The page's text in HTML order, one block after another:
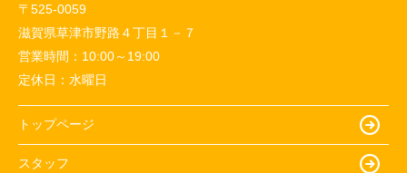
〒525-0059
滋賀県草津市野路４丁目１－７
営業時間： 10:00～19:00
定休日： 水曜日
トップページ
スタッフ